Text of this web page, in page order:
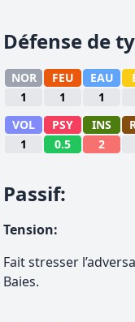
Défense de
NOR FEU EAU
1
1 1
VOL
PSY INS
1
0.5 2
Passif:
Tension:
Fait stresser
Baies.